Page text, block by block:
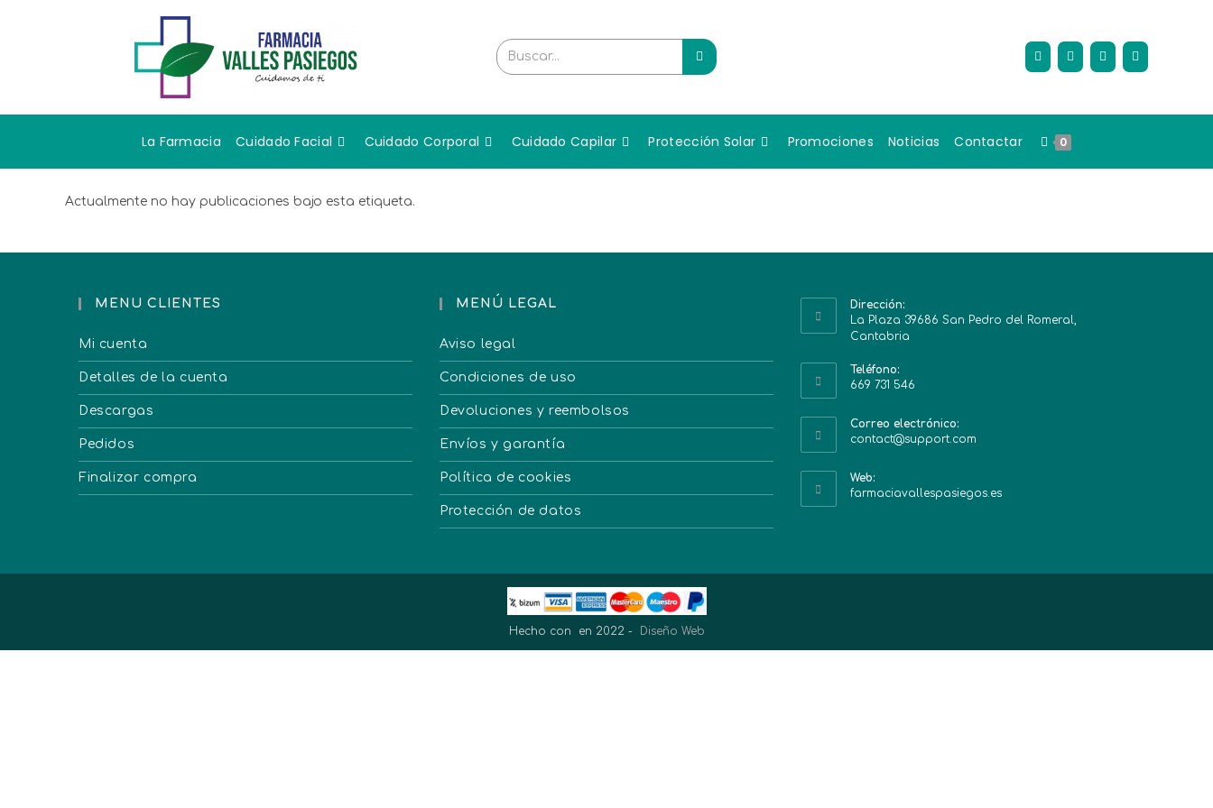
Buscar...
La Farmacia Cuidado Facial Cuidado Corporal Cuidado Capilar Protección Solar Promociones Noticias Contactar 0
Actualmente no hay publicaciones bajo esta etiqueta.
MENU CLIENTES
Mi cuenta
Detalles de la cuenta
Descargas
Pedidos
Finalizar compra
MENÚ LEGAL
Aviso legal
Condiciones de uso
Devoluciones y reembolsos
Envíos y garantía
Política de cookies
Protección de datos
Dirección:
La Plaza 39686 San Pedro del Romeral,
Cantabria
Teléfono:
669 731 546
Correo electrónico:
contact@support.com
Web:
farmaciavallespasiegos.es
Hecho con en 2022 - Diseño Web